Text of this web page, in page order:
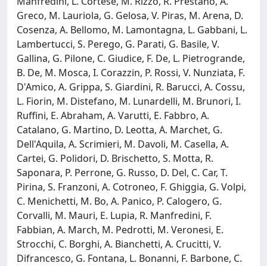
Greco, M. Lauriola, G. Gelosa, V. Piras, M. Arena, D.
Cosenza, A. Bellomo, M. Lamontagna, L. Gabbani, L.
Lambertucci, S. Perego, G. Parati, G. Basile, V.
Gallina, G. Pilone, C. Giudice, F. De, L. Pietrogrande,
B. De, M. Mosca, I. Corazzin, P. Rossi, V. Nunziata, F.
D'Amico, A. Grippa, S. Giardini, R. Barucci, A. Cossu,
L. Fiorin, M. Distefano, M. Lunardelli, M. Brunori, I.
Ruffini, E. Abraham, A. Varutti, E. Fabbro, A.
Catalano, G. Martino, D. Leotta, A. Marchet, G.
Dell'Aquila, A. Scrimieri, M. Davoli, M. Casella, A.
Cartei, G. Polidori, D. Brischetto, S. Motta, R.
Saponara, P. Perrone, G. Russo, D. Del, C. Car, T.
Pirina, S. Franzoni, A. Cotroneo, F. Ghiggia, G. Volpi,
C. Menichetti, M. Bo, A. Panico, P. Calogero, G.
Corvalli, M. Mauri, E. Lupia, R. Manfredini, F.
Fabbian, A. March, M. Pedrotti, M. Veronesi, E.
Strocchi, C. Borghi, A. Bianchetti, A. Crucitti, V.
Difrancesco, G. Fontana, L. Bonanni, F. Barbone, C.